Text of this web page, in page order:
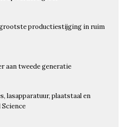
productiestijging in ruim
aan tweede generatie
lasapparatuur, plaatstaal en